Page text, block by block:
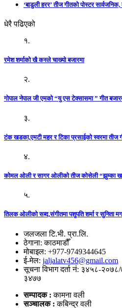
‘बाडुली हरर’ तीज गीतको पोस्टर
धेरै पढिएको
१.
रमेश शर्माको खै कस्ले चाख्यो बजारमा
२.
गोपाल नेपाल जी एमको “यु एस टेक्सासमा ” गीत
३.
टंक खडका,एमटी महर र टिका प्रसाईको स्वरमा तीज
४.
कोमल ओली र सागर ओलीको तीज कोसेली “झुम्का
५.
तिलक ओलीको सब्द,संगीतमा पशुपति शर्मा र सुनिता
जलजला टि.भी. प्रा.लि.
ठेगाना: काठमाडौँ
मोबाइल: +977-9749344645
ई-मेल: jaljalatv456@gmail.com
सूचना विभाग दर्ता नं: ३४५८-
३४७७
सम्पादक :कामना वली
सञ्‍चालक : कबिन्द्र वली